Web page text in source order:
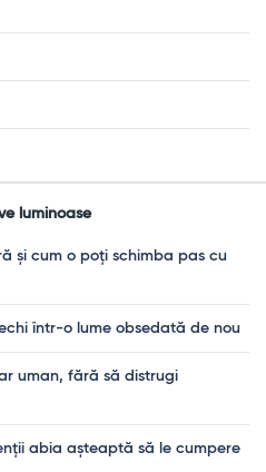
luminoase
și cum o poți schimba pas cu
într-o lume obsedată de nou
uman, fără să distrugi
abia așteaptă să le cumpere